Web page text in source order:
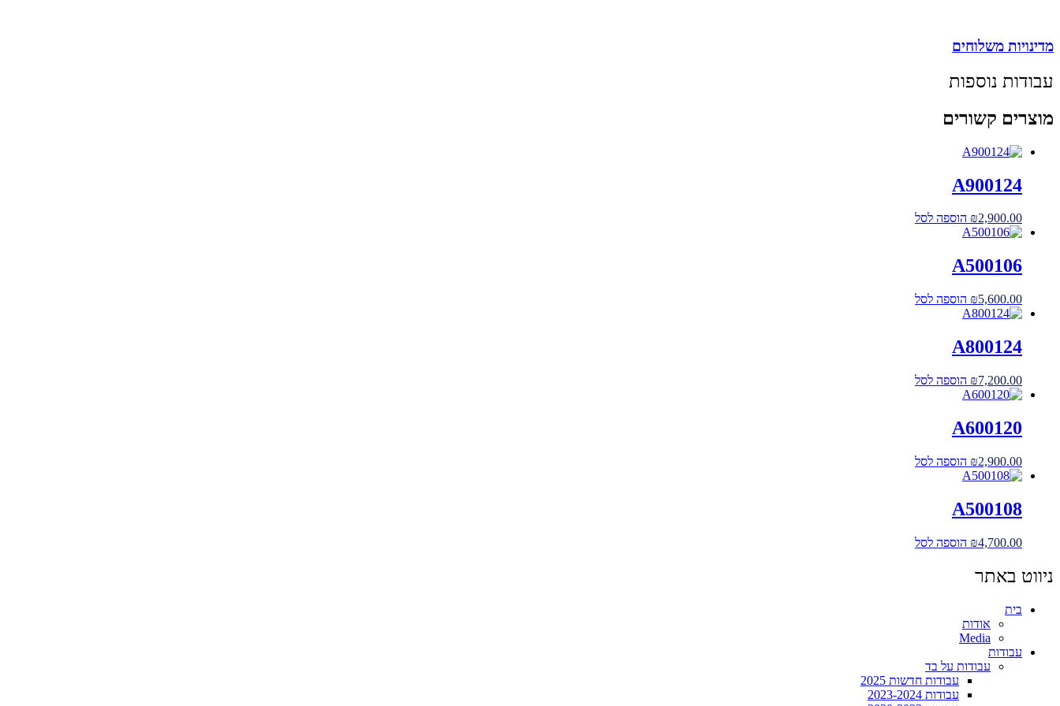
מדינויות משלוחים
עבודות נוספות
מוצרים קשורים
A900124
₪2,900.00 הוספה לסל
A500106
₪5,600.00 הוספה לסל
A800124
₪7,200.00 הוספה לסל
A600120
₪2,900.00 הוספה לסל
A500108
₪4,700.00 הוספה לסל
ניווט באתר
בית
אודות
Media
עבודות
עבודות על בד
עבודות חדשות 2025
עבודות 2023-2024